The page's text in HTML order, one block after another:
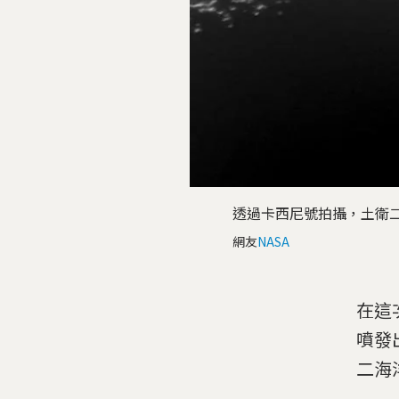
透過卡西尼號拍攝，土衛
網友NASA
在這
噴發
二海